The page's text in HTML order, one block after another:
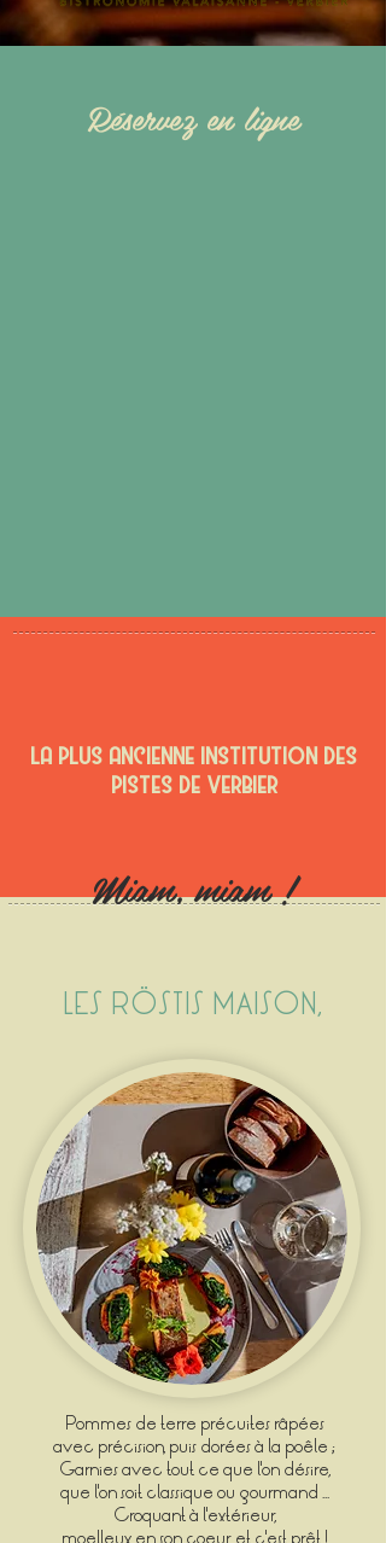
Réservez en ligne
LA PLUS ANCIENNE INSTITUTION DES
PISTES DE VERBIER
Miam, miam !
LES RÖSTIS MAISON,
Pommes de terre précuites râpées
avec précision, puis dorées à la poêle ;
Garnies avec tout ce que l'on désire,
que l'on soit classique ou gourmand ...
Croquant à l'extérieur,
moelleux en son coeur, et c'est prêt !